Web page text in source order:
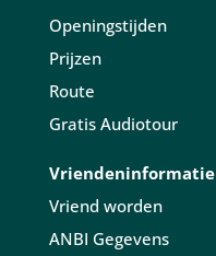
Openingstijden
Prijzen
Route
Gratis Audiotour
Vriendeninformatie
Vriend worden
ANBI Gegevens